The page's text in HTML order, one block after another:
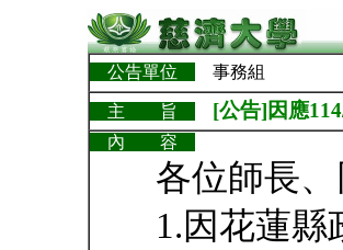
公告單位 事務組
主 旨 [公告]因應
內 容
各位師長
1.因花蓮縣